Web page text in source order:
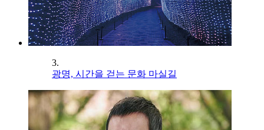
3.
광명, 시간을 걷는 문화 마실길